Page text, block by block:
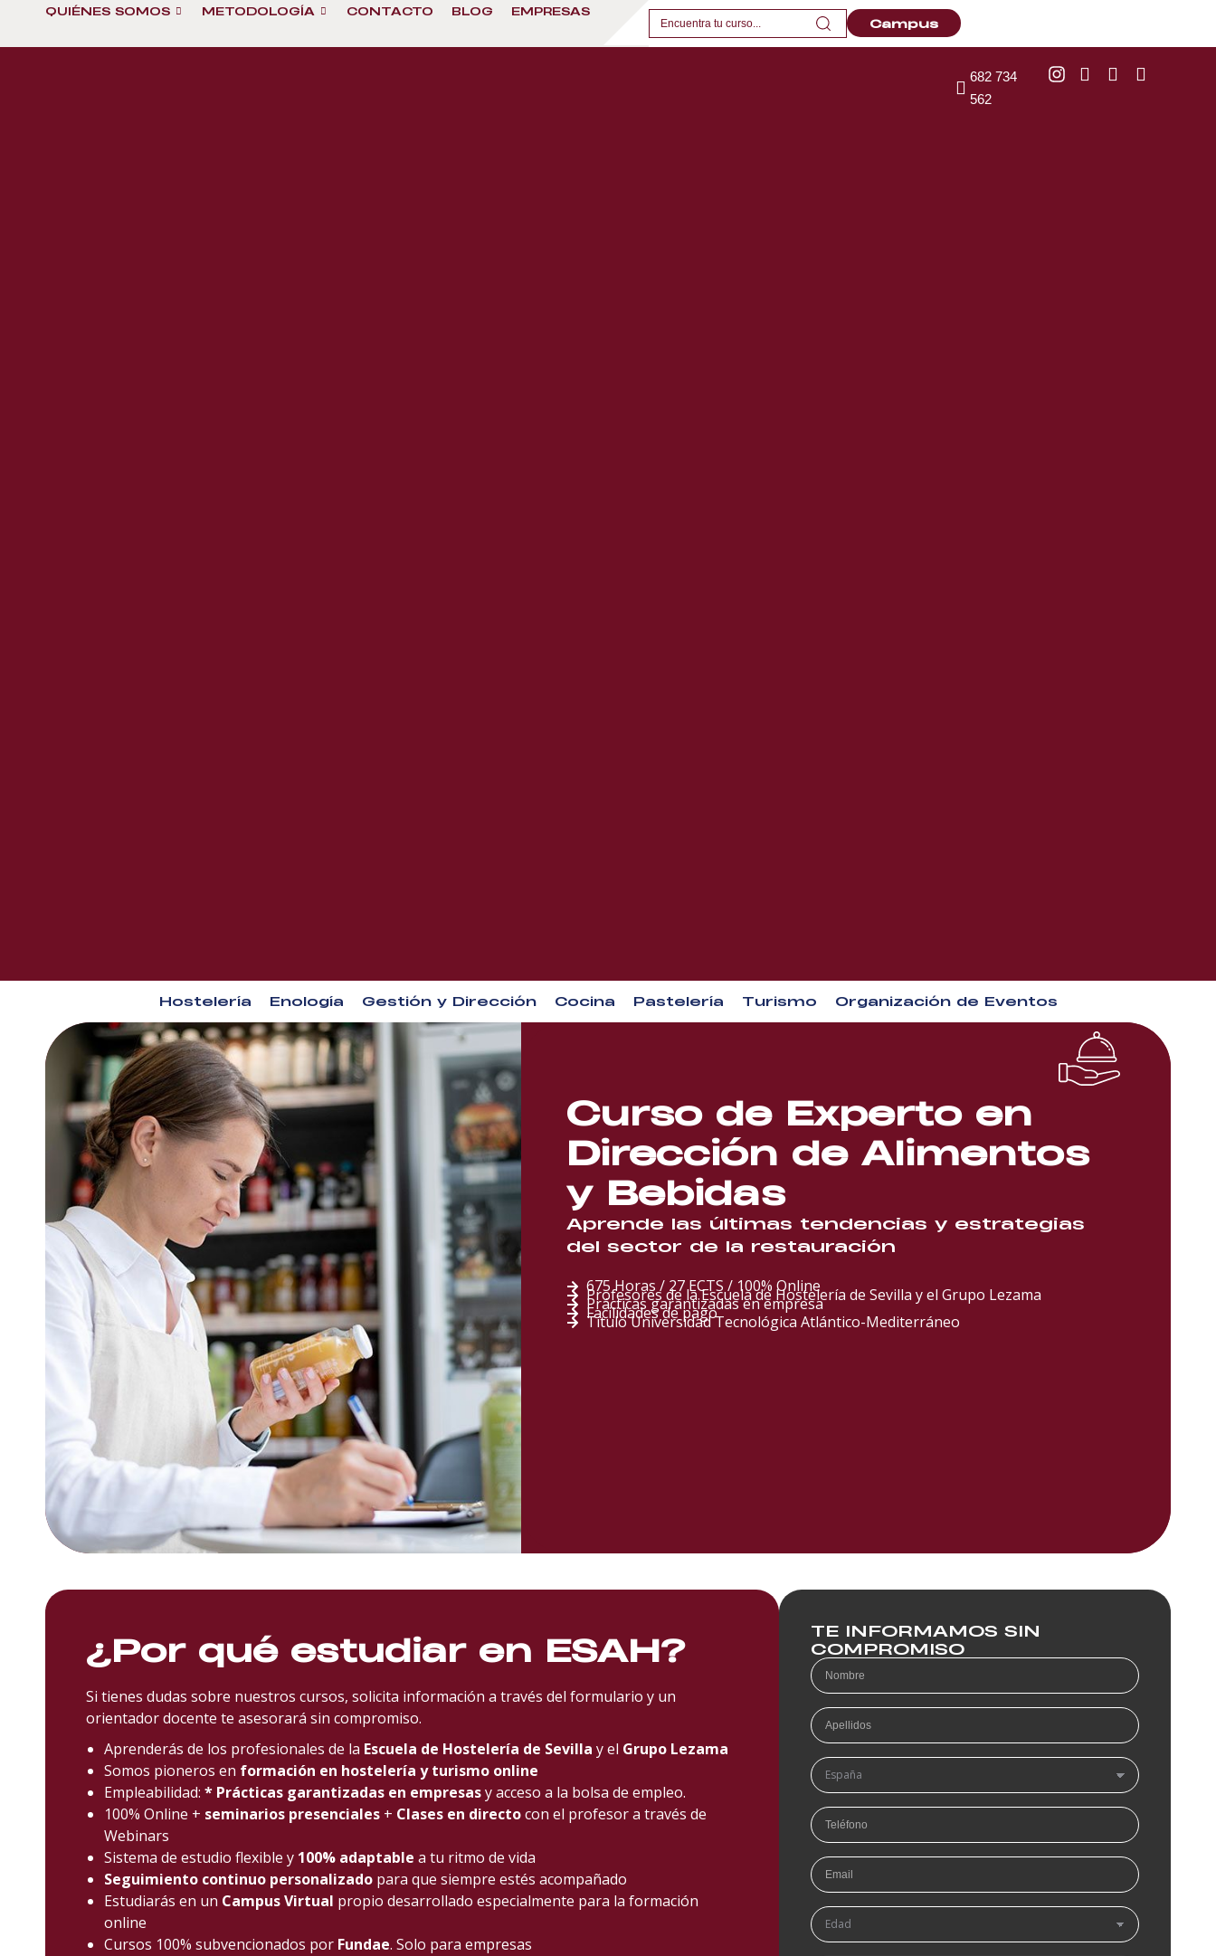
QUIÉNES SOMOS METODOLOGÍA CONTACTO BLOG EMPRESAS
Campus
682 734
562
Hostelería Enología Gestión y Dirección Cocina Pastelería Turismo Organización de Eventos
Curso de Experto en
Dirección de Alimentos
y Bebidas
Aprende las últimas tendencias y estrategias
del sector de la restauración
675 Horas / 27 ECTS / 100% Online
Profesores de la Escuela de Hostelería de Sevilla y el Grupo Lezama
Prácticas garantizadas en empresa
Facilidades de pago
Título Universidad Tecnológica Atlántico-Mediterráneo
¿Por qué estudiar en ESAH?
Si tienes dudas sobre nuestros cursos, solicita información a través del formulario y un
orientador docente te asesorará sin compromiso.
Aprenderás de los profesionales de la Escuela de Hostelería de Sevilla y el Grupo Lezama
Somos pioneros en formación en hostelería y turismo online
Empleabilidad: * Prácticas garantizadas en empresasy acceso a la bolsa de empleo.
100% Online + seminarios presenciales + Clases en directocon el profesor a través de
Webinars
Sistema de estudio flexible y 100% adaptable a tu ritmo de vida
Seguimiento continuo personalizado para que siempre estés acompañado
Estudiarás en un Campus Virtual propio desarrollado especialmente para la formación
online
Cursos 100% subvencionados por Fundae. Solo para empresas
TE INFORMAMOS SIN
COMPROMISO